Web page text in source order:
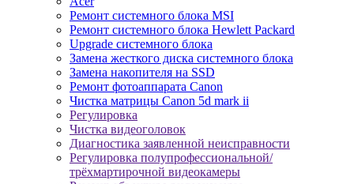
Ремонт системного блока MSI
Ремонт системного блока Hewlett Packard
Upgrade системного блока
Замена жесткого диска системного блока
Замена накопителя на SSD
Ремонт фотоаппарата Canon
Чистка матрицы Canon 5d mark ii
Регулировка
Чистка видеоголовок
Диагностика заявленной неисправности
Регулировка полупрофессиональной/
трёхмартирочной видеокамеры